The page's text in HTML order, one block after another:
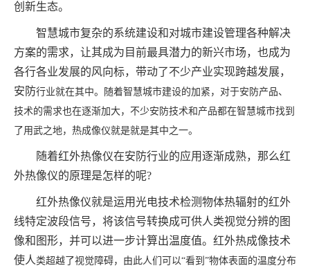
创新生态。
智慧城市复杂的系统建设和对城市建设管理各种解决
方案的需求，让其成为目前最具潜力的新兴市场，也成为
各行各业发展的风向标，带动了不少产业实现跨越发展，
安防行业就在其中。随着智慧城市建设的加紧，对于安防产品、
技术的需求也在逐渐加大，不少安防技术和产品都在智慧城市找到
了用武之地，热成像仪就是就是其中之一。
随着红外热像仪在安防行业的应用逐渐成熟，那么红
外热像仪的原理是怎样的呢?
红外热像仪就是运用光电技术检测物体热辐射的红外
线特定波段信号，将该信号转换成可供人类视觉分辨的图
像和图形，并可以进一步计算出温度值。红外热成像技术
使人 类超越了视觉障碍，由此人们可以“看到”物体表面的温度分布